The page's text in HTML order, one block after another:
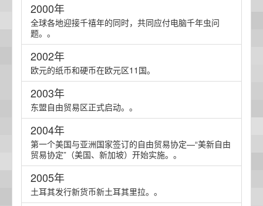
2000年
全球各地迎接千禧年的同时，共同应付电脑千年虫问
题。。
2002年
欧元的纸币和硬币在欧元区11国。
2003年
东盟自由贸易区正式启动。。
2004年
第一个美国与亚洲国家签订的自由贸易协定—“美新自由
贸易协定”（美国、新加坡）开始实施。。
2005年
土耳其发行新货币新土耳其里拉。。